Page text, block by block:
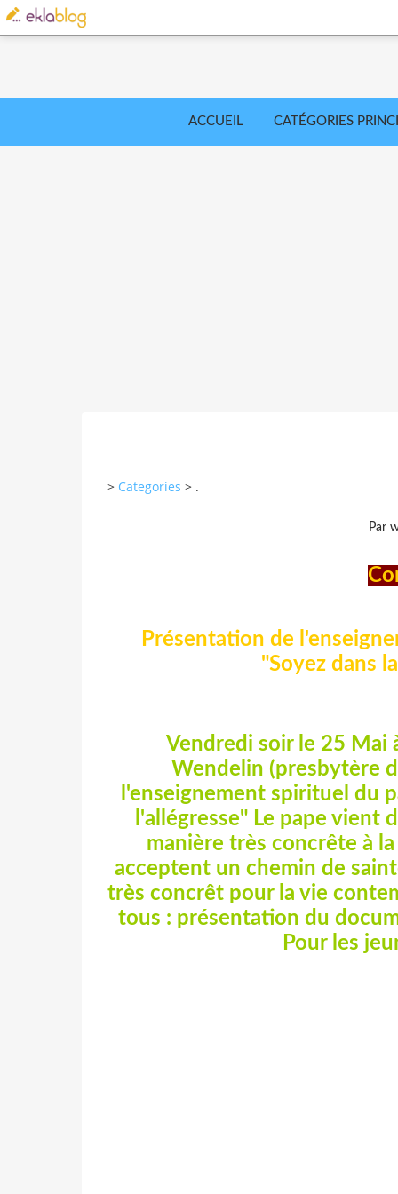
ACCUEIL CATÉGORIES
> Categories > .
Par
Présentation de
"Soyez dans
Vendredi soir le 25 Mai
Wendelin (presbytère
l'enseignement spirituel du
l'allégresse" Le pape vient
manière très concrête à
acceptent un chemin de
très concrêt pour la vie
tous : présentation du
Pour les